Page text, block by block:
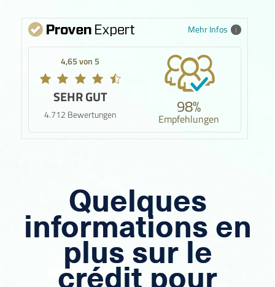
Mehr Infos
4,65 von 5
SEHR GUT
4.712 Bewertungen 98%
Empfehlungen
Quelques
informations en
plus sur le
crédit pour